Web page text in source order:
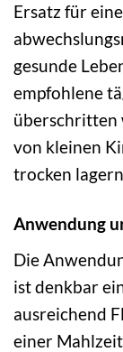
Ersatz für
gesunde
empfohlene
überschritten
von kleinen
trocken
Anwendung
Die
ist denkbar
ausreichend
einer